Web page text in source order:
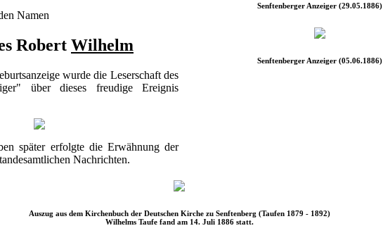
Namen
Robert Wilhelm
wurde die Leserschaft des
über dieses freudige Ereignis
später erfolgte die Erwähnung der
Nachrichten.
Senftenberger Anzeiger (29.05.1886)
Senftenberger Anzeiger (05.06.1886)
Auszug aus dem Kirchenbuch der Deutschen Kirche zu Senftenberg (Taufen 1879 - 1892)
Wilhelms Taufe fand am 14. Juli 1886 statt.